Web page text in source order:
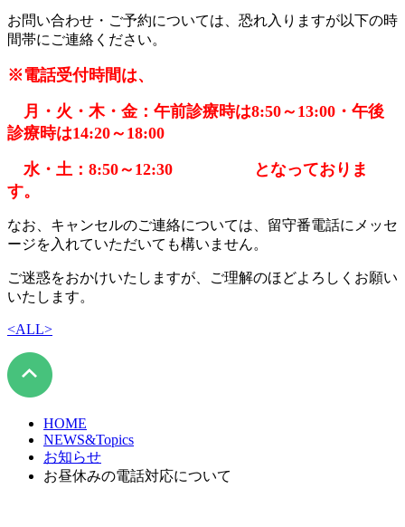
お問い合わせ・ご予約については、恐れ入りますが以下の時
間帯にご連絡ください。
※電話受付時間は、
月・火・木・金：午前診療時は8:50～13:00・午後
診療時は14:20～18:00
水・土：8:50～12:30
となっておりま
す。
なお、キャンセルのご連絡については、留守番電話にメッセ
ージを入れていただいても構いません。
ご迷惑をおかけいたしますが、ご理解のほどよろしくお願い
いたします。
<ALL>
HOME
NEWS&Topics
お知らせ
お昼休みの電話対応について